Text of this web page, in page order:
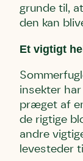
grunde til,
den kan
Et vigtigt
insekter
præget af
de rigtige
andre
levesteder